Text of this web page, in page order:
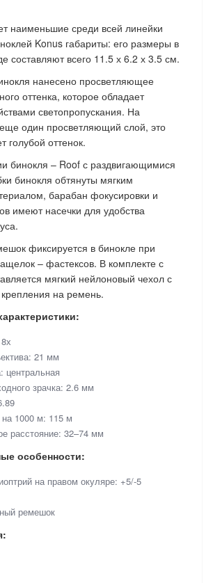
наименьшие среди всей линейки
Konus габариты: его размеры в
составляют всего 11.5 х 6.2 х 3.5 см.
нанесено просветляющее
оттенка, которое обладает
светопропускания. На
один просветляющий слой, это
голубой оттенок.
бинокля – Roof с раздвигающимися
бинокля обтянуты мягким
барабан фокусировки и
имеют насечки для удобства
фиксируется в бинокле при
– фастексов. В комплекте с
мягкий нейлоновый чехол с
на ремень.
21 мм
центральная
зрачка: 2.6 мм
1000 м: 115 м
расстояние: 32–74 мм
особенности:
на правом окуляре: +5/-5
ремешок